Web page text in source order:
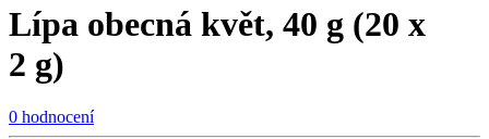
Lípa obecná květ, 40 g (20 x
2 g)
0 hodnocení